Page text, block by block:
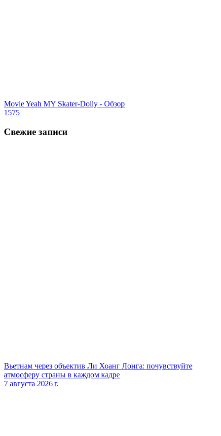
Movie Yeah MY Skater-Dolly - Обзор
1575
Свежие записи
Вьетнам через объектив Ли Хоанг Лонга: почувствуйте
атмосферу страны в каждом кадре
7 августа 2026 г.